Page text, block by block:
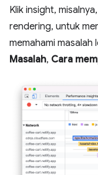
Klik insight,
rendering, untuk
memahami masalah
Masalah, Cara